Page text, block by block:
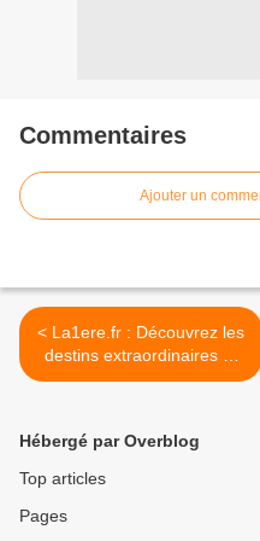
Commentaires
Ajouter un
< La1ere.fr : Découvrez les
destins extraordinaires et
bouleversants de Chantal
photos, notre histoire ! »
Hébergé par Overblog
Top articles
Pages